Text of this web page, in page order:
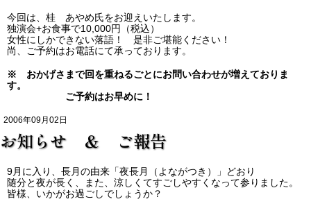
今回は、桂 あやめ氏をお迎えいたします。
独演会+お食事で10,000円（税込）
女性にしかできない落語！ 是非ご堪能ください！
尚、ご予約はお電話にて承っております。
※ おかげさまで回を重ねるごとにお問い合わせが増えておりま
す。
ご予約はお早めに！
2006年09月02日
お知らせ ＆ ご報告
9月に入り、長月の由来「夜長月（よながつき）」どおり
随分と夜が長く、また、涼しくてすごしやすくなって参りました。
皆様、いかがお過ごしでしょうか？